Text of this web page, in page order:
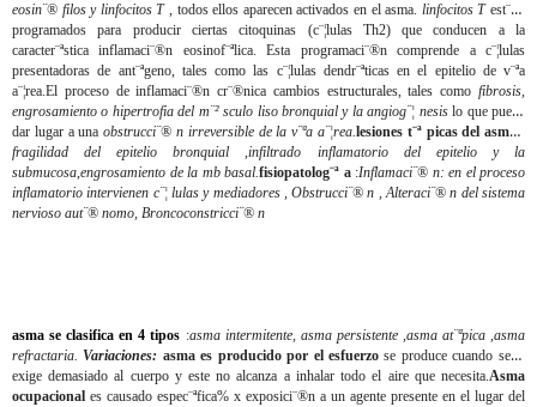
eosin¨® filos y linfocitos T , todos ellos aparecen activados en el asma. linfocitos Test¨¢n
programados para producir ciertas citoquinas (c¨¦lulas Th2) que conducen a la
caracter¨ªstica inflamaci¨®n eosinof¨ªlica. Esta programaci¨®n comprende a c¨¦lulas
presentadoras de ant¨ªgeno, tales como las c¨¦lulas dendr¨ªticas en el epitelio de v¨ªa
a¨¦rea.El proceso de inflamaci¨®n cr¨®nica cambios estructurales, tales como fibrosis,
engrosamiento o hipertrofia del m¨² sculo liso bronquial y la angiog¨¦ nesislo que puede
dar lugar a unaobstrucci¨® n irreversible de la v¨ªa a¨¦rea.lesiones t¨ª picas del asma
fragilidad del epitelio bronquial ,infiltrado inflamatorio del epitelio y la
submucosa,engrosamiento de la mb basal.fisiopatolog¨ª a:Inflamaci¨® n: en el proceso
inflamatorio intervienen c¨¦ lulas y mediadores , Obstrucci¨® n , Alteraci¨® n del sistema
nervioso aut¨® nomo, Broncoconstricci¨® n
asma se clasifica en 4 tipos :asma intermitente, asma persistente ,asma at¨ªpica ,asma
refractaria.Variaciones: asma es producido por el esfuerzose produce cuando se le
exige demasiado al cuerpo y este no alcanza a inhalar todo el aire que necesita.Asma
ocupacional es causado espec¨ªfica% x exposici¨®n a un agente presente en el lugar del